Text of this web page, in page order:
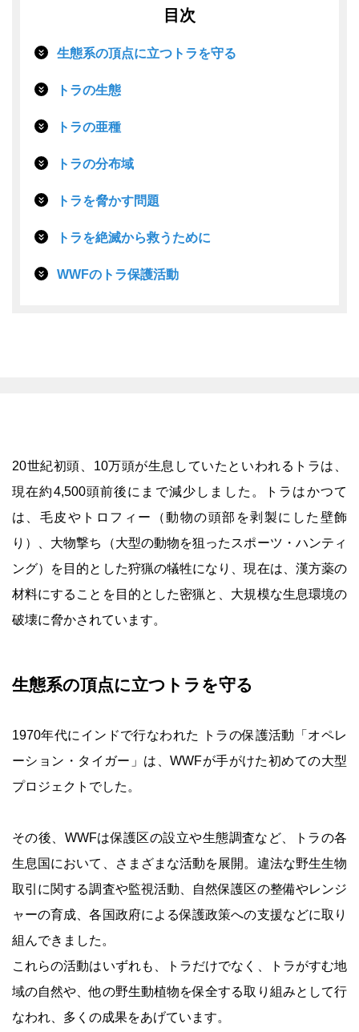
目次
生態系の頂点に立つトラを守る
トラの生態
トラの亜種
トラの分布域
トラを脅かす問題
トラを絶滅から救うために
WWFのトラ保護活動
20世紀初頭、10万頭が生息していたといわれるトラは、
現在約4,500頭前後にまで減少しました。トラはかつて
は、毛皮やトロフィー（動物の頭部を剥製にした壁飾
り）、大物撃ち（大型の動物を狙ったスポーツ・ハンティ
ング）を目的とした狩猟の犠牲になり、現在は、漢方薬の
材料にすることを目的とした密猟と、大規模な生息環境の
破壊に脅かされています。
生態系の頂点に立つトラを守る
1970年代にインドで行なわれた トラの保護活動「オペレ
ーション・タイガー」は、WWFが手がけた初めての大型
プロジェクトでした。
その後、WWFは保護区の設立や生態調査など、トラの各
生息国において、さまざまな活動を展開。違法な野生生物
取引に関する調査や監視活動、自然保護区の整備やレンジ
ャーの育成、各国政府による保護政策への支援などに取り
組んできました。
これらの活動はいずれも、トラだけでなく、トラがすむ地
域の自然や、他の野生動植物を保全する取り組みとして行
なわれ、多くの成果をあげています。